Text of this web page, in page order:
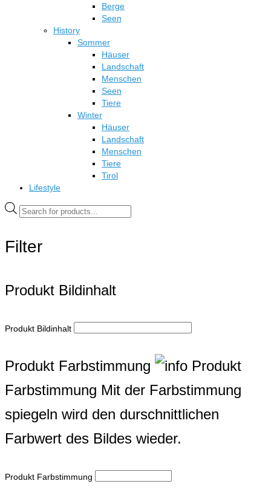
Berge
Seen
History
Sommer
Häuser
Landschaft
Menschen
Seen
Tiere
Winter
Häuser
Landschaft
Menschen
Tiere
Tirol
Lifestyle
Products
search
Filter
Produkt Bildinhalt
Produkt Bildinhalt
Produkt Farbstimmung
Produkt
Farbstimmung Mit der Farbstimmung
spiegeln wird den durschnittlichen
Farbwert des Bildes wieder.
Produkt Farbstimmung